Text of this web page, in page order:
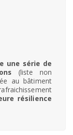
une série de
(liste non
au bâtiment
résilience